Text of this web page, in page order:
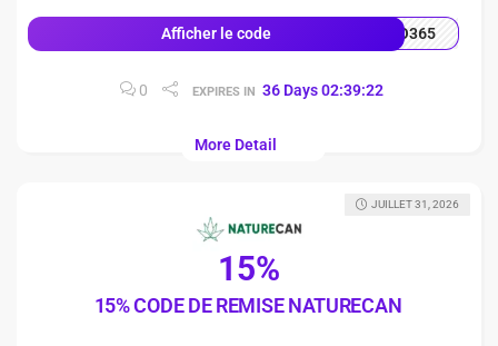
Afficher le code O365
0 EXPIRES IN 36 Days02:39:21
More Detail
15%
15% CODE DE REMISE NATURECAN
JUILLET 31, 2026